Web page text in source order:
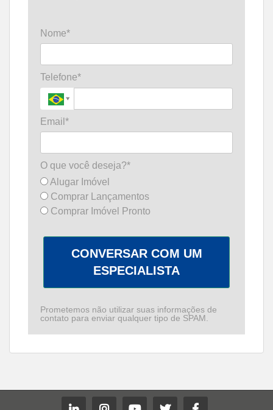
Nome*
Telefone*
Email*
O que você deseja?*
Alugar Imóvel
Comprar Lançamentos
Comprar Imóvel Pronto
CONVERSAR COM UM
ESPECIALISTA
Prometemos não utilizar suas informações de
contato para enviar qualquer tipo de SPAM.